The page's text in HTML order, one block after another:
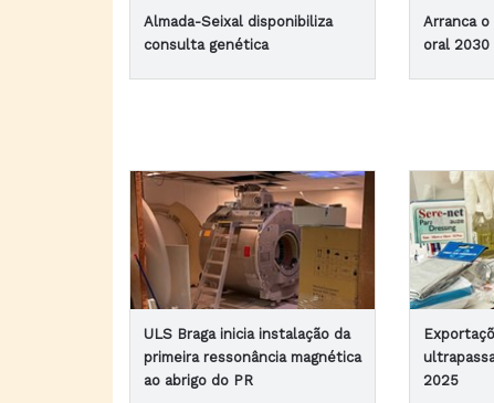
Almada-Seixal disponibiliza
consulta genética
Arranca o
oral 2030
ULS Braga inicia instalação da
primeira ressonância magnética
ao abrigo do PR
2025